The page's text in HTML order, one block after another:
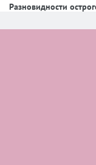
Разновидности